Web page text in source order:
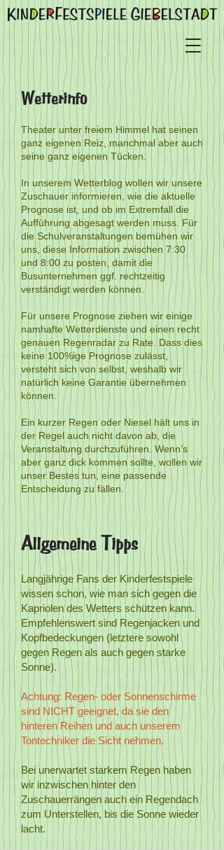
Wetterinfo
Theater unter freiem Himmel hat seinen
ganz eigenen Reiz, manchmal aber auch
seine ganz eigenen Tücken.
In unserem Wetterblog wollen wir unsere
Zuschauer informieren, wie die aktuelle
Prognose ist, und ob im Extremfall die
Aufführung abgesagt werden muss. Für
die Schulveranstaltungen bemühen wir
uns, diese Information zwischen 7:30
und 8:00 zu posten, damit die
Busunternehmen ggf. rechtzeitig
verständigt werden können.
Für unsere Prognose ziehen wir einige
namhafte Wetterdienste und einen recht
genauen Regenradar zu Rate. Dass dies
keine 100%ige Prognose zulässt,
versteht sich von selbst, weshalb wir
natürlich keine Garantie übernehmen
können.
Ein kurzer Regen oder Niesel hält uns in
der Regel auch nicht davon ab, die
Veranstaltung durchzuführen. Wenn’s
aber ganz dick kommen sollte, wollen wir
unser Bestes tun, eine passende
Entscheidung zu fällen.
​Allgemeine Tipps
Langjährige Fans der Kinderfestspiele
wissen schon, wie man sich gegen die
Kapriolen des Wetters schützen kann.
Empfehlenswert sind Regenjacken und
Kopfbedeckungen (letztere sowohl
gegen Regen als auch gegen starke
Sonne).
Achtung: Regen- oder Sonnenschirme
sind NICHT geeignet, da sie den
hinteren Reihen und auch unserem
Tontechniker die Sicht nehmen.
Bei unerwartet starkem Regen haben
wir inzwischen hinter den
Zuschauerrängen auch ein Regendach
zum Unterstellen, bis die Sonne wieder
lacht.